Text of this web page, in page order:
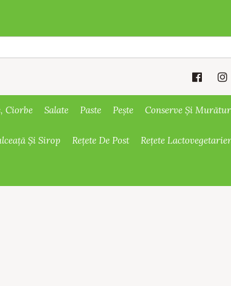
Ciorbe Salate Paste Pește Conserve Și
Și Sirop Rețete De Post Rețete